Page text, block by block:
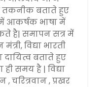
तकनीक बताते हुए
आकर्षक भाषा में
है| समापन सत्र में
विद्या भारती
दायित्व बताते हुए
समय है | विद्या
, चरित्रवान , प्रखर